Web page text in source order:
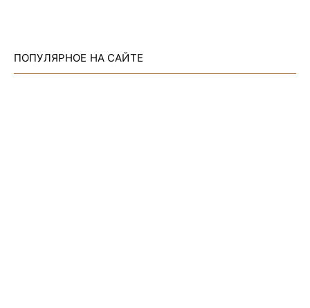
ПОПУЛЯРНОЕ НА САЙТЕ